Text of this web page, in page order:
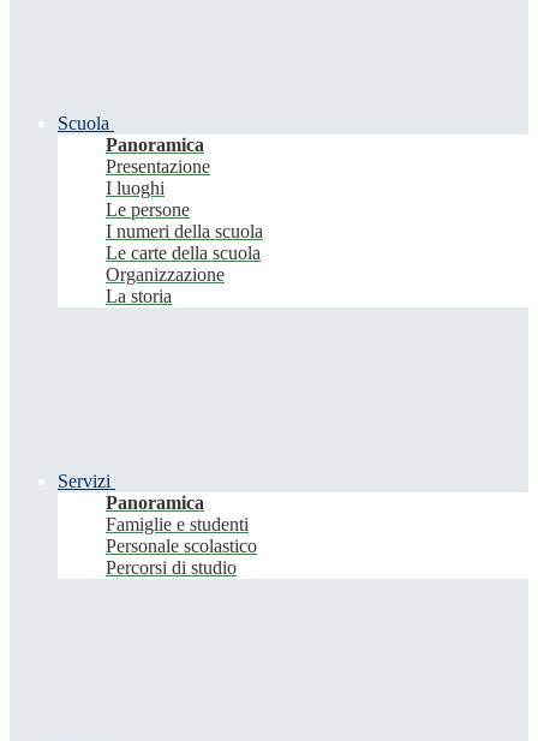
Scuola
Panoramica
Presentazione
I luoghi
Le persone
I numeri della scuola
Le carte della scuola
Organizzazione
La storia
Servizi
Panoramica
Famiglie e studenti
Personale scolastico
Percorsi di studio